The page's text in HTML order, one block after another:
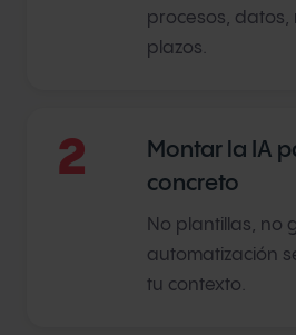
procesos, datos,
plazos.
2
Montar la IA
concreto
No plantillas, no
automatización
tu contexto.